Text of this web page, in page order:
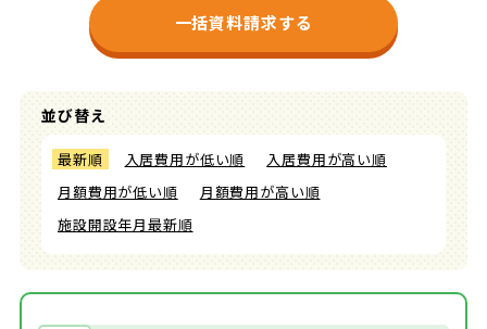
一括資料請求する
並び替え
最新順 入居費用が低い順
入居費用が高い順
月額費用が低い順
月額費用が高い順
施設開設年月最新順